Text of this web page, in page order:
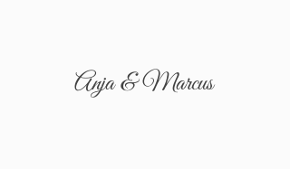
Anja & Marcus